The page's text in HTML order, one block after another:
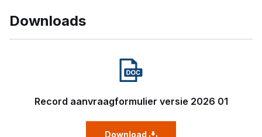
Downloads
Record aanvraagformulier versie 2026 01
Download